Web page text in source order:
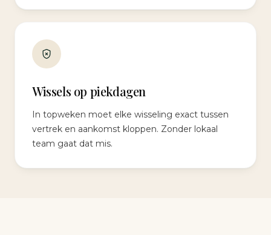
Wissels op piekdagen
In topweken moet elke wisseling exact tussen
vertrek en aankomst kloppen. Zonder lokaal
team gaat dat mis.